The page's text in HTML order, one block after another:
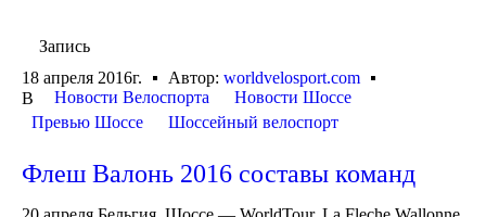
Запись
18 апреля 2016г.
Автор: worldvelosport.com
В
Новости Велоспорта
Новости Шоссе
Превью Шоссе
Шоссейный велоспорт
Флеш Валонь 2016 составы команд